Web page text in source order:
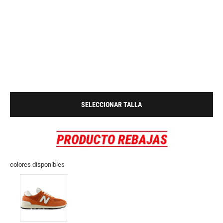
SELECCIONAR TALLA
colores disponibles